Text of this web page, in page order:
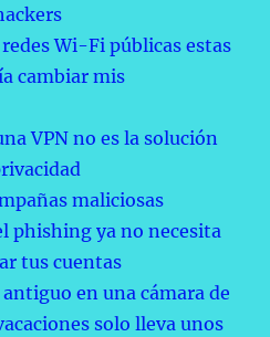
Wi-Fi públicas estas
cambiar mis
VPN no es la solución
maliciosas
phishing ya no necesita
tus cuentas
en una cámara de
solo lleva unos